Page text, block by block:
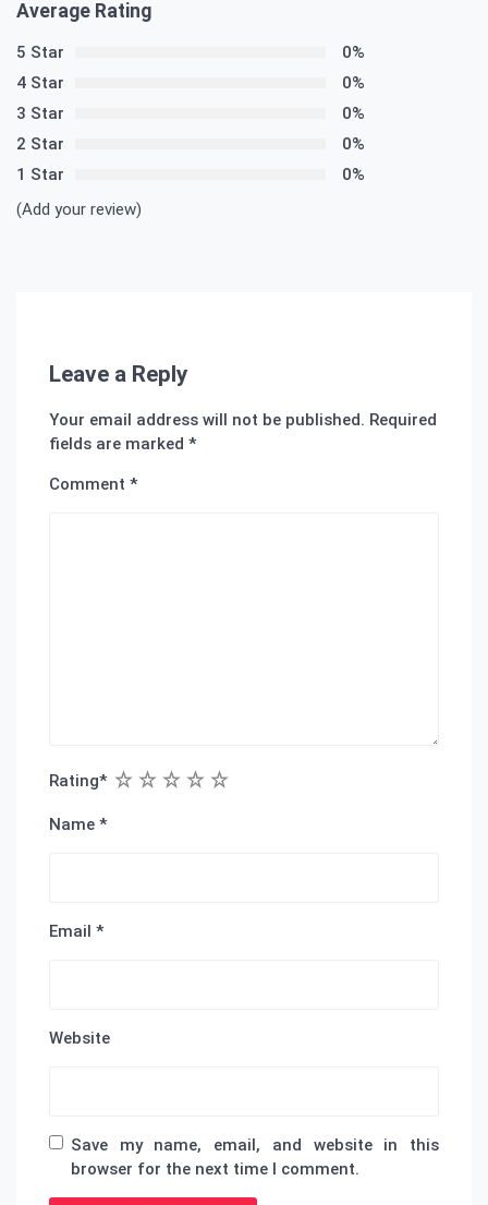
Average Rating
5 Star
0%
4 Star
0%
3 Star
0%
2 Star
0%
1 Star
0%
(Add your review)
Leave a Reply
Your email address will not be published. Required
fields are marked *
Comment *
Rating* 5
4
3
2
1
Name *
Email *
Website
Save my name, email, and website in this
browser for the next time I comment.